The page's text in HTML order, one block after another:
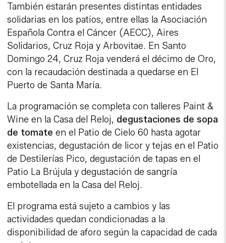
También estarán presentes distintas entidades
solidarias en los patios, entre ellas la Asociación
Española Contra el Cáncer (AECC), Aires
Solidarios, Cruz Roja y Arbovitae. En Santo
Domingo 24, Cruz Roja venderá el décimo de Oro,
con la recaudación destinada a quedarse en El
Puerto de Santa María.
La programación se completa con talleres Paint &
Wine en la Casa del Reloj, degustaciones de sopa
de tomate en el Patio de Cielo 60 hasta agotar
existencias, degustación de licor y tejas en el Patio
de Destilerías Pico, degustación de tapas en el
Patio La Brújula y degustación de sangría
embotellada en la Casa del Reloj.
El programa está sujeto a cambios y las
actividades quedan condicionadas a la
disponibilidad de aforo según la capacidad de cada